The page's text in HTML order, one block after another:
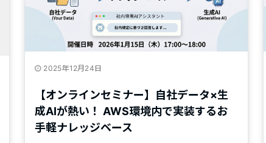
2025年12月24日
【オンラインセミナー】自社データ×生
成AIが熱い！ AWS環境内で実装するお
手軽ナレッジベース